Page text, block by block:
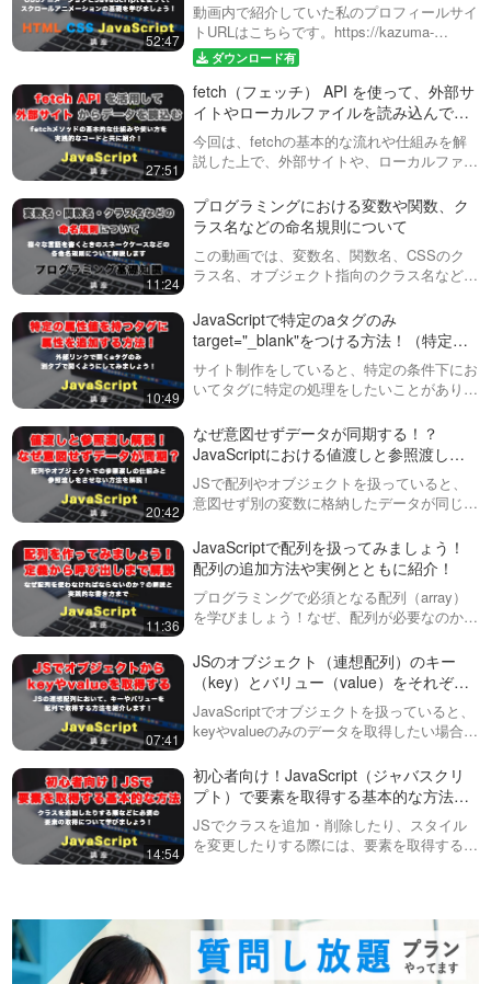
52:47
動画内で紹介していた私のプロフィールサイ
トURLはこちらです。https://kazuma-
takeda.com/Webページがスクロールされた
際に、特定の要素がフワっと表示されるアニ
メーションの実…
ダウンロード有
27:51
fetch（フェッチ） API を使って、外部サ
イトやローカルファイルを読み込んで、
HTMLに出力してみましょう！
今回は、fetchの基本的な流れや仕組みを解
説した上で、外部サイトや、ローカルファイ
み込んで、HTMLなどに出力する流れまでを
見ていきます。今回呼び出す外…
11:24
プログラミングにおける変数や関数、ク
ラス名などの命名規則について
この動画では、変数名、関数名、CSSのク
ラス名、オブジェクト指向のクラス名など、
いて解説しています。・スネークケース。こ
れは単語間をアンダースコア(_)で繋ぐ…
10:49
JavaScriptで特定のaタグのみ
target="_blank"をつける方法！（特定の
属性値を持つタグに属性を付与する方
法）
サイト制作をしていると、特定の条件下にお
いてタグに特定の処理をしたいことがありま
ら始まる場合にのみ、別のタブで開くtarget
属性を指定する方法を紹…
20:42
なぜ意図せずデータが同期する！？
JavaScriptにおける値渡しと参照渡しに
ついて解説！
JSで配列やオブジェクトを扱っていると、
意図せず別の変数に格納したデータが同じも
では、なぜこういったことが起こるのか？そ
してどうやって解決すれば良いのか？を解…
11:36
JavaScriptで配列を扱ってみましょう！
配列の追加方法や実例とともに紹介！
プログラミングで必須となる配列（array）
を学びましょう！なぜ、配列が必要なのかな
出してみる方法を学びます。また、天気を定
義して取り出すことによる実践的な形…
07:41
JSのオブジェクト（連想配列）のキー
（key）とバリュー（value）をそれぞれ
配列で取得する、Object.keys,
Object.values, Object.entries について解
説！
JavaScriptでオブジェクトを扱っていると、
keyやvalueのみのデータを取得したい場合が
Object.keys()・Object.values()・O…
14:54
初心者向け！JavaScript（ジャバスクリ
プト）で要素を取得する基本的な方法を
紹介！
JSでクラスを追加・削除したり、スタイル
を変更したりする際には、要素を取得する必